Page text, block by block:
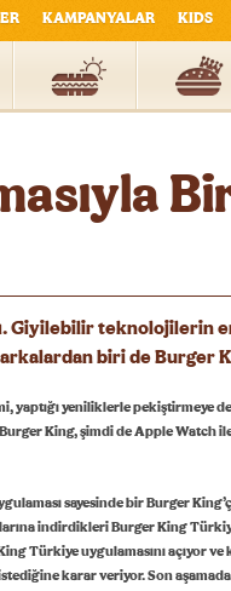
KAMPANYALAR KIDS
Giyilebilir teknolojilerin
biri de Burger
yaptığı yeniliklerle pekiştirmeye
King, şimdi de Apple Watch
sayesinde bir Burger
indirdikleri Burger King
Türkiye uygulamasını açıyor ve
karar veriyor. Son